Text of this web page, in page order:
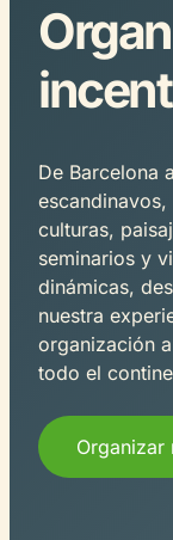
De Barcelona
culturas,
seminarios y
dinámicas,
nuestra
organización
todo el
Organizar